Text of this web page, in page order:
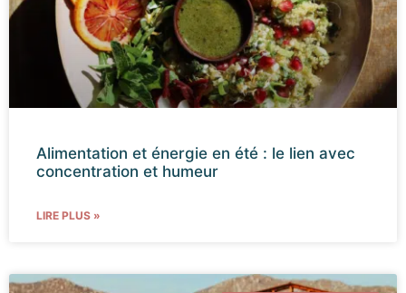
Alimentation et énergie en été : le lien avec
concentration et humeur
LIRE PLUS »